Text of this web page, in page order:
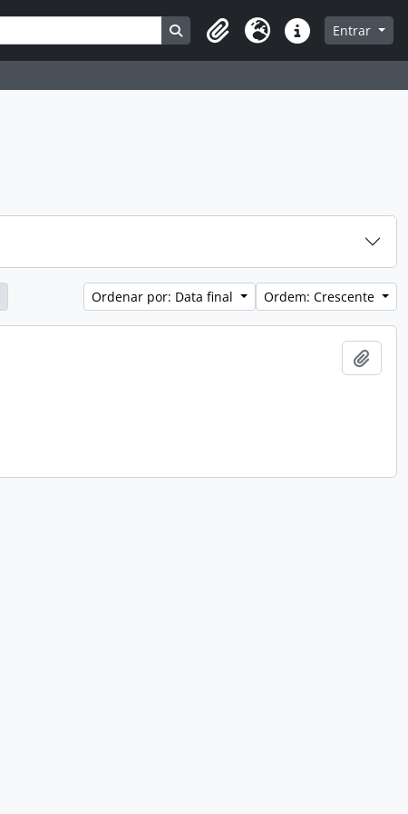
Busque na página de navegação
Clipboard
Idioma Atalhos Entrar
Ordenar por: Data final Ordem: Crescente